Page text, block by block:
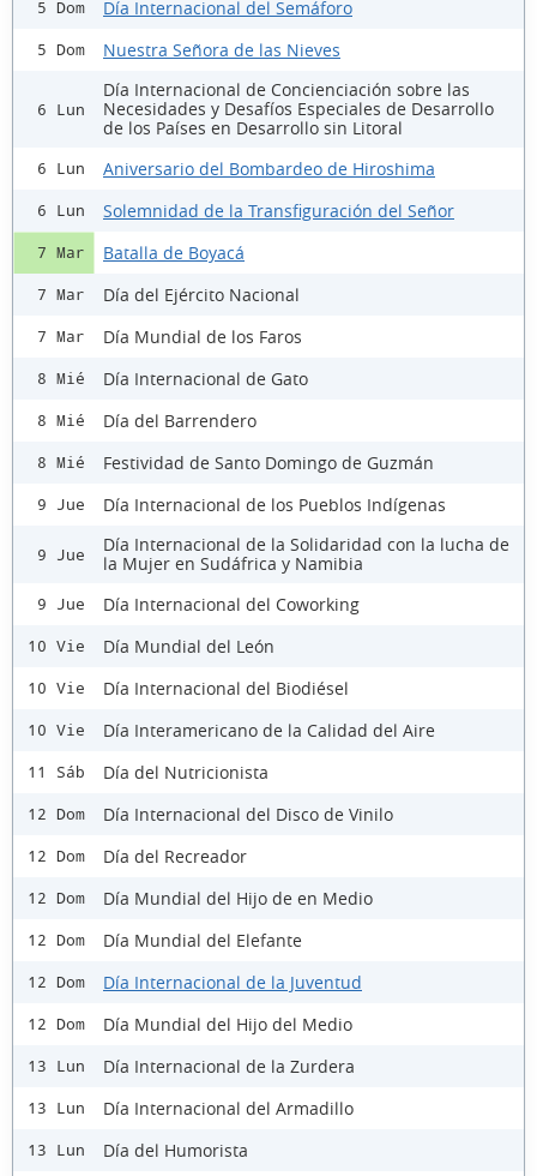
5 Dom Día Internacional del Semáforo
5 Dom Nuestra Señora de las Nieves
6 Lun
Día Internacional de Concienciación sobre las
Necesidades y Desafíos Especiales de Desarrollo
de los Países en Desarrollo sin Litoral
6 Lun Aniversario del Bombardeo de Hiroshima
6 Lun Solemnidad de la Transfiguración del Señor
7 Mar Batalla de Boyacá
7 Mar Día del Ejército Nacional
7 Mar Día Mundial de los Faros
8 Mié Día Internacional de Gato
8 Mié Día del Barrendero
8 Mié Festividad de Santo Domingo de Guzmán
9 Jue Día Internacional de los Pueblos Indígenas
9 Jue
Día Internacional de la Solidaridad con la lucha de
la Mujer en Sudáfrica y Namibia
9 Jue Día Internacional del Coworking
10 Vie Día Mundial del León
10 Vie Día Internacional del Biodiésel
10 Vie Día Interamericano de la Calidad del Aire
11 Sáb Día del Nutricionista
12 Dom Día Internacional del Disco de Vinilo
12 Dom Día del Recreador
12 Dom Día Mundial del Hijo de en Medio
12 Dom Día Mundial del Elefante
12 Dom Día Internacional de la Juventud
12 Dom Día Mundial del Hijo del Medio
13 Lun Día Internacional de la Zurdera
13 Lun Día Internacional del Armadillo
13 Lun Día del Humorista